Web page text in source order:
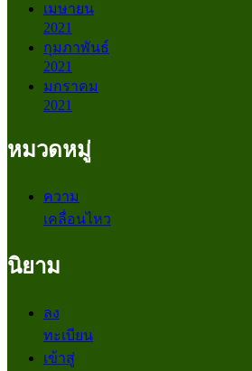
เมษายน
2021
กุมภาพันธ์
2021
มกราคม
2021
หมวดหมู่
ความ
เคลื่อนไหว
นิยาม
ลง
ทะเบียน
เข้าสู่